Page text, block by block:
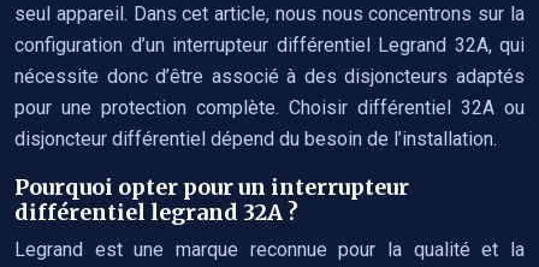
seul appareil. Dans cet article, nous nous concentrons sur la
configuration d’un interrupteur différentiel Legrand 32A, qui
nécessite donc d’être associé à des disjoncteurs adaptés
pour une protection complète. Choisir différentiel 32A ou
disjoncteur différentiel dépend du besoin de l’installation.
Pourquoi opter pour un interrupteur
différentiel legrand 32A ?
Legrand est une marque reconnue pour la qualité et la